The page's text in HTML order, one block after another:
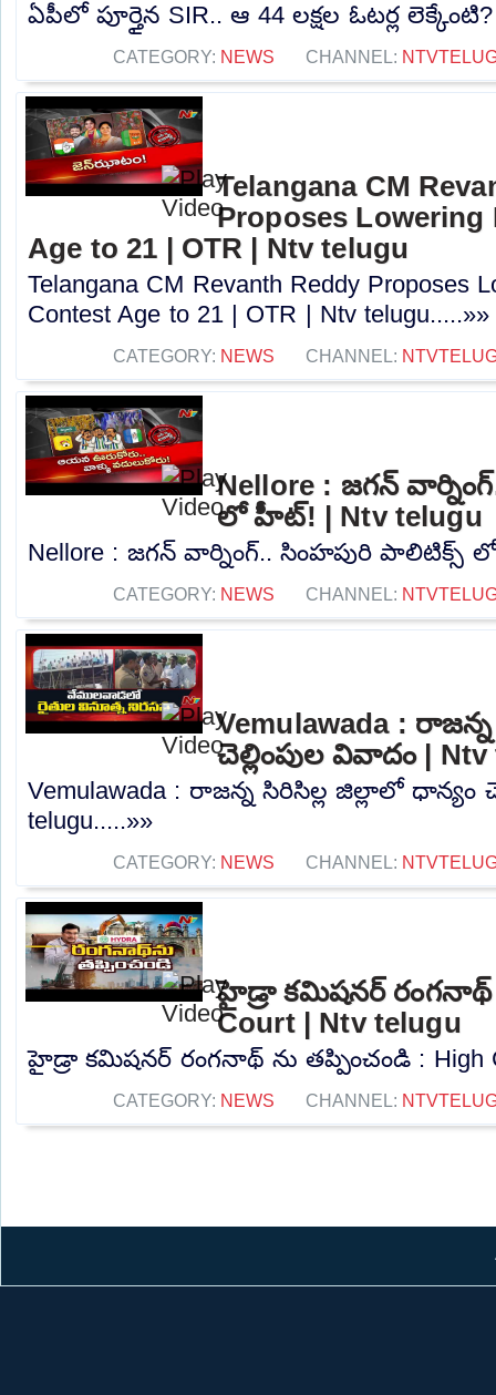
ఏపీలో పూర్తైన SIR.. ఆ 44 లక్షల ఓటర్ల
CATEGORY: NEWS CHANNEL:
Telangana CM
Proposes Lowering
Age to 21 | OTR | Ntv telugu
Telangana CM Revanth Reddy Proposes
Contest Age to 21 | OTR | Ntv telugu.....»»
CATEGORY: NEWS CHANNEL:
Nellore : జగన్
లో హీట్! | Ntv telugu
Nellore : జగన్ వార్నింగ్.. సింహపురి పాలిటిక్స్
CATEGORY: NEWS CHANNEL:
Vemulawada :
చెల్లింపుల వివాదం |
Vemulawada : రాజన్న సిరిసిల్ల జిల్లాలో ధాన్యం
telugu.....»»
CATEGORY: NEWS CHANNEL:
హైడ్రా కమిషనర్ రంగనాథ్
Court | Ntv telugu
హైడ్రా కమిషనర్ రంగనాథ్ ను తప్పించండి : High
CATEGORY: NEWS CHANNEL: